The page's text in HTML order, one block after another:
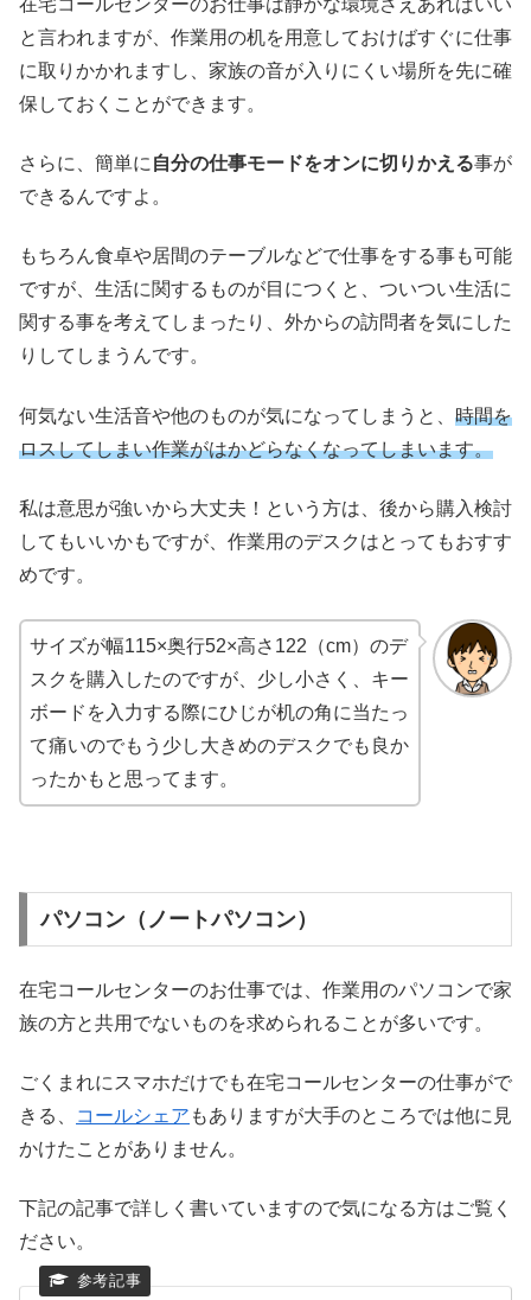
と言われますが、作業用の机を用意しておけばすぐに仕事
に取りかかれますし、家族の音が入りにくい場所を先に確
保しておくことができます。
さらに、簡単に 自分の仕事モードをオンに切りかえる事が
できるんですよ。
もちろん食卓や居間のテーブルなどで仕事をする事も可能
ですが、生活に関するものが目につくと、ついつい生活に
関する事を考えてしまったり、外からの訪問者を気にした
りしてしまうんです。
何気ない生活音や他のものが気になってしまうと、 時間を
ロスしてしまい作業がはかどらなくなってしまいます。
私は意思が強いから大丈夫！という方は、後から購入検討
してもいいかもですが、作業用のデスクはとってもおすす
めです。
サイズが幅115×奥行52×高さ122（cm）のデ
スクを購入したのですが、少し小さく、キー
ボードを入力する際にひじが机の角に当たっ
て痛いのでもう少し大きめのデスクでも良か
ったかもと思ってます。
パソコン（ノートパソコン）
在宅コールセンターのお仕事では、作業用のパソコンで家
族の方と共用でないものを求められることが多いです。
ごくまれにスマホだけでも在宅コールセンターの仕事がで
きる、
コールシェア もありますが大手のところでは他に見
かけたことがありません。
下記の記事で詳しく書いていますので気になる方はご覧く
ださい。